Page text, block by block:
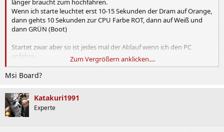
länger braucht zum hochfahren.
Wenn ich starte leuchtet erst 10-15 Sekunden der Dram auf Orange,
dann gehts 10 Sekunden zur CPU Farbe ROT, dann auf Weiß und
dann GRÜN (Boot)
Startet zwar aber so ist jedes mal der Ablauf wenn ich den PC
anfahre.
Habt ihr auch das Problem oder bzw. habt ihr eine Lösung dafür?
Zum Vergrößern anklicken....
Msi Board?
Katakuri1991
Experte